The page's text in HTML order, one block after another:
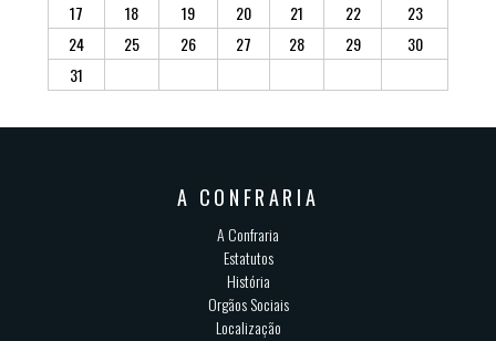
17
18 19 20 21 22
23
24
25 26 27 28 29
30
31
A CONFRARIA
A Confraria
Estatutos
História
Orgãos Sociais
Localização